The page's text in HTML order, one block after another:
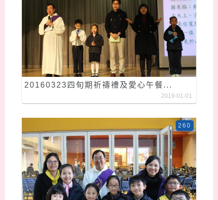
20160323四旬期祈禱禮及愛心午餐...
2019-01-01
260